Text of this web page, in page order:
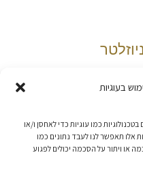
בעוגיות
כמו עוגיות כדי לאחסן ו/או
אלו תאפשר לנו לעבד נתונים כמו
או ויתור על הסכמה יכולים לפגוע